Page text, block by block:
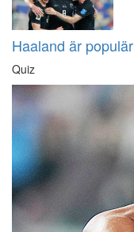
Haaland är populär
Quiz